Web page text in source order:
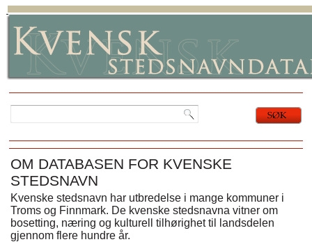
OM DATABASEN FOR KVENSKE
STEDSNAVN
Kvenske stedsnavn har utbredelse i mange kommuner i
Troms og Finnmark. De kvenske stedsnavna vitner om
bosetting, næring og kulturell tilhørighet til landsdelen
gjennom flere hundre år.